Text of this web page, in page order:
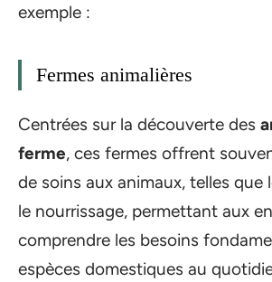
exemple :
Fermes animalières
Centrées sur la découverte des
ferme, ces fermes offrent
de soins aux animaux, telles que
le nourrissage, permettant aux
comprendre les besoins
espèces domestiques au